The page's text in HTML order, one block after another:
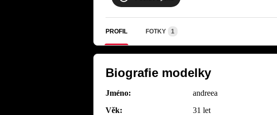
PROFIL FOTKY 1
Biografie modelky
Jméno:
andreea
Věk:
31 let